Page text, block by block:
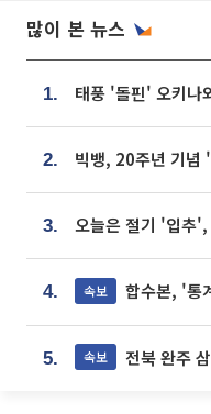
많이 본 뉴스
1.
2.
3. 오늘은 절기 '입추',
4. 속보 합수본, '통계 조
5. 속보 전북 완주